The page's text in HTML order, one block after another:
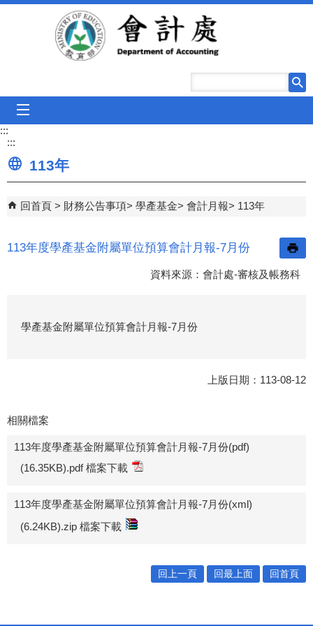
跳到主要內容區塊
:::
:::
113年
回首頁 財務公告事項 學產基金 會計月報 113年
113年度學產基金附屬單位預算會計月報-7月份
資料來源：會計處-審核及帳務科
學產基金附屬單位預算會計月報-7月份
上版日期：113-08-12
相關檔案
113年度學產基金附屬單位預算會計月報-7月份(pdf)
(16.35KB).pdf 檔案下載
113年度學產基金附屬單位預算會計月報-7月份(xml)
(6.24KB).zip 檔案下載
回上一頁 回最上面 回首頁